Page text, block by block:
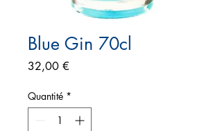
Blue Gin 70cl
32,00 €
Quantité *